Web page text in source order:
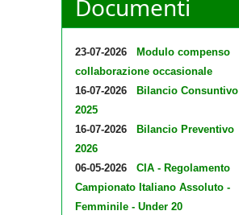
Documenti
23-07-2026
Modulo compenso
collaborazione occasionale
16-07-2026
Bilancio Consuntivo
2025
16-07-2026
Bilancio Preventivo
2026
06-05-2026
CIA - Regolamento
Campionato Italiano Assoluto -
Femminile - Under 20